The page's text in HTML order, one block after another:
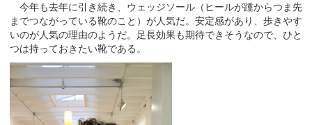
今年も去年に引き続き、ウェッジソール（ヒールが踵からつま先
までつながっている靴のこと）が人気だ。安定感があり、歩きやす
いのが人気の理由のようだ。足長効果も期待できそうなので、ひと
つは持っておきたい靴である。